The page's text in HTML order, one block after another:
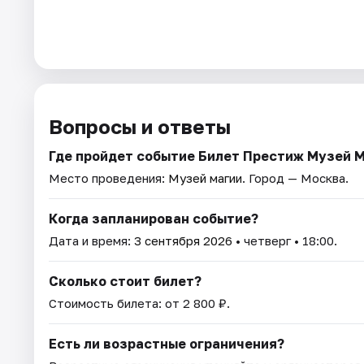
Вопросы и ответы
Где пройдет событие Билет Престиж Музей
Место проведения: Музей магии. Город — Москва.
Когда запланирован событие?
Дата и время: 3 сентября 2026 • четверг • 18:00.
Сколько стоит билет?
Стоимость билета: от 2 800 ₽.
Есть ли возрастные ограничения?